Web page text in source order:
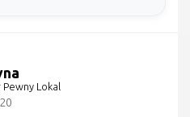
Pewny Lokal